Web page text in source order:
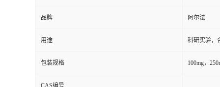
品牌 阿尔法
用途 科研实验，
包装规格 100mg，